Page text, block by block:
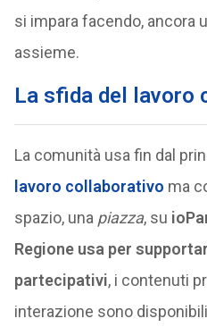
si impara facendo, ancora
assieme.
La sfida del lavoro
La comunità usa fin dal
lavoro collaborativo ma
spazio, una piazza, su
Regione usa per
partecipativi, i contenuti
interazione sono